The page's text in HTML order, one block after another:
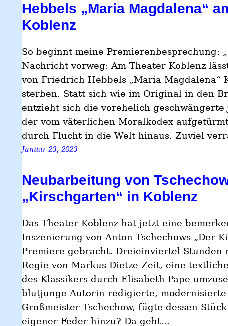
Hebbels „Maria Magdalena“
Koblenz
So beginnt meine Premierenbesprechung:
Nachricht vorweg: Am Theater Koblenz
von Friedrich Hebbels „Maria Magdalena“
sterben. Statt sich wie im Original in den
entzieht sich die vorehelich
der vom väterlichen Moralkodex
durch Flucht in die Welt hinaus. Zuviel
Januar 23, 2023
Neubarbeitung von
„Kirschgarten“ in Koblenz
Das Theater Koblenz hat jetzt eine
Inszenierung von Anton Tschechows „Der
Premiere gebracht. Dreieinviertel Stunden
Regie von Markus Dietze Zeit, eine
des Klassikers durch Elisabeth Pape
blutjunge Autorin redigierte,
Großmeister Tschechow, fügte dessen
eigener Feder hinzu? Da geht…